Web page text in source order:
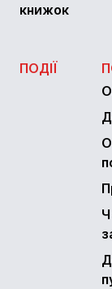
книжок
ПОДІЇ